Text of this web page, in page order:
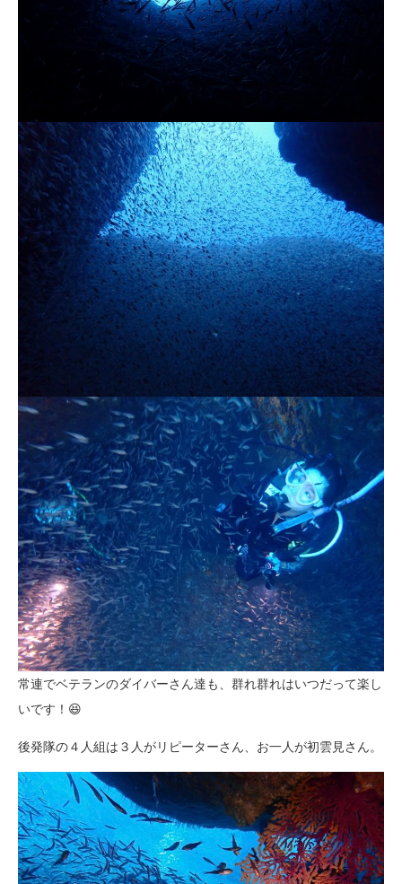
常連でベテランのダイバーさん達も、群れ群れはいつだって楽し
いです！😆
後発隊の４人組は３人がリピーターさん、お一人が初雲見さん。